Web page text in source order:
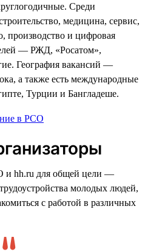
Среди
медицина, сервис,
производство и цифровая
— РЖД, «Росатом»,
География вакансий —
а также есть международные
Турции и Бангладеше.
в РСО
и hh.ru для общей цели —
молодых людей,
с работой в различных